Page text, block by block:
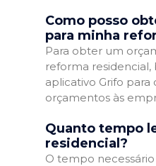
Como posso
para minha
Para obter um
reforma residencial,
aplicativo Grifo para
orçamentos às
Quanto tempo
residencial?
O tempo